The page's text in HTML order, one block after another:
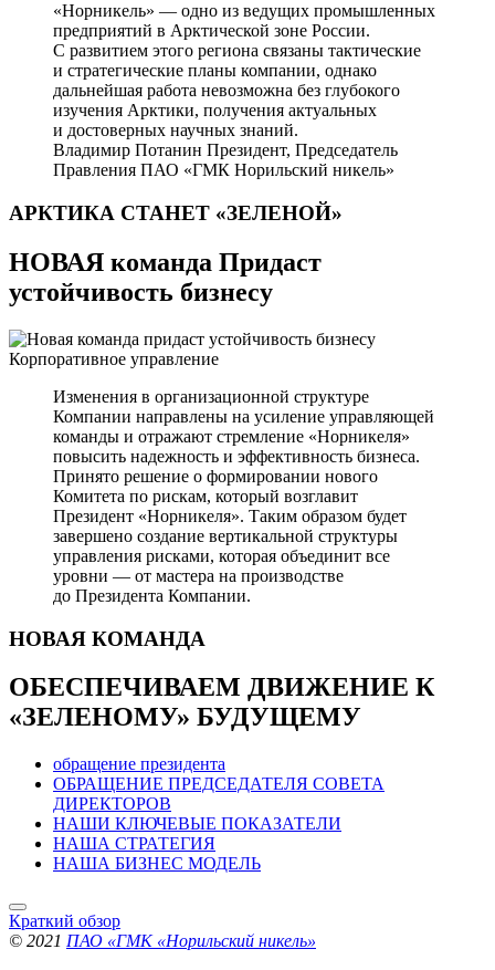
«Норникель» — одно из ведущих промышленных
предприятий в Арктической зоне России.
С развитием этого региона связаны тактические
и стратегические планы компании, однако
дальнейшая работа невозможна без глубокого
изучения Арктики, получения актуальных
и достоверных научных знаний.
Владимир Потанин Президент, Председатель
Правления ПАО «ГМК Норильский никель»
АРКТИКА СТАНЕТ «ЗЕЛЕНОЙ»
НОВАЯ команда Придаст
устойчивость бизнесу
Корпоративное управление
Изменения в организационной структуре
Компании направлены на усиление управляющей
команды и отражают стремление «Норникеля»
повысить надежность и эффективность бизнеса.
Принято решение о формировании нового
Комитета по рискам, который возглавит
Президент «Норникеля». Таким образом будет
завершено создание вертикальной структуры
управления рисками, которая объединит все
уровни — от мастера на производстве
до Президента Компании.
НОВАЯ КОМАНДА
ОБЕСПЕЧИВАЕМ ДВИЖЕНИЕ К
«ЗЕЛЕНОМУ» БУДУЩЕМУ
обращение президента
ОБРАЩЕНИЕ ПРЕДСЕДАТЕЛЯ СОВЕТА
ДИРЕКТОРОВ
НАШИ КЛЮЧЕВЫЕ ПОКАЗАТЕЛИ
НАША СТРАТЕГИЯ
НАША БИЗНЕС МОДЕЛЬ
Краткий обзор
© 2021 ПАО «ГМК «Норильский никель»